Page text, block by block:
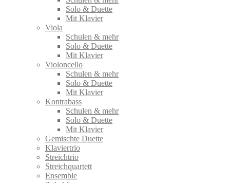
Solo & Duette
Mit Klavier
Viola
Schulen & mehr
Solo & Duette
Mit Klavier
Violoncello
Schulen & mehr
Solo & Duette
Mit Klavier
Kontrabass
Schulen & mehr
Solo & Duette
Mit Klavier
Gemischte Duette
Klaviertrio
Streichtrio
Streichquartett
Ensemble